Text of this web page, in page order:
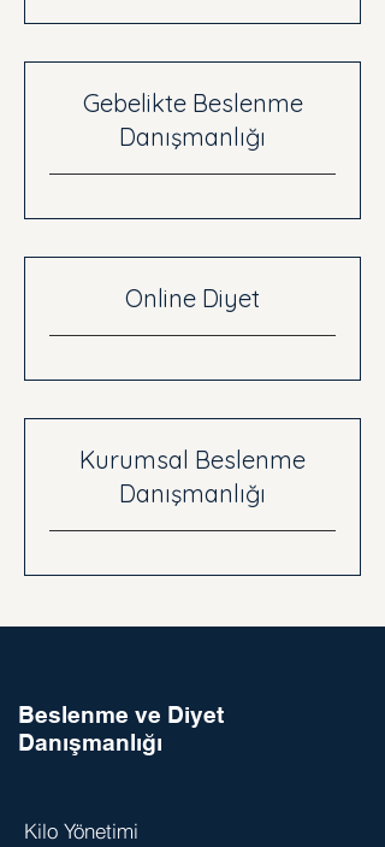
Gebelikte Beslenme
Danışmanlığı
Online Diyet
Kurumsal Beslenme
Danışmanlığı
Beslenme ve Diyet
Danışmanlığı
Kilo Yönetimi